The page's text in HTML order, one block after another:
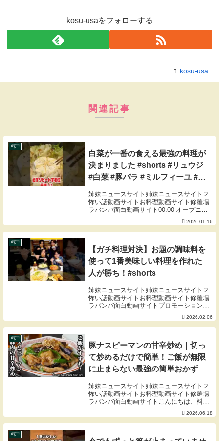
kosu-usaをフォローする
kosu-usa
関連記事
料理
白菜が一番の食える最強の料理が
決まりました #shorts #リュウジ
#白菜 #豚バラ #ミルフィーユ #鍋
姉妹ニュースサイト姉妹ニュースサイト２
怖い話動画サイトお料理動画サイト修羅場
ラバンバ面白動画サイト00:00 オープニン
グ01:26 材料カット〜ガーリックチップ
09:53 煮る工程18:01 実食21:10 シメ前回の
えびすくんのまかない...
2026.01.16
料理
【ガチ料理対決】お題の調味料を
使って1番美味しい料理を作れた
人が勝ち！#shorts
姉妹ニュースサイト姉妹ニュースサイト２
怖い話動画サイトお料理動画サイト修羅場
ラバンバ面白動画サイトプロモーション：
2026.02.06
料理
豚ナスピーマンの甘辛炒め｜切っ
て炒めるだけで簡単！ご飯が無限
に止まらない最強の簡単おかず。
【豚肉レシピ・ピーマンレシピ・
なすレシピ・おかず・簡単レシ
ピ】【料理研究家ゆかり】
姉妹ニュースサイト姉妹ニュースサイト２
怖い話動画サイトお料理動画サイト修羅場
ラバンバ面白動画サイトこんにちは、料理
研究家のゆかりです。今回は『豚ナスピー
マンの甘辛炒め』の作り方をご紹介しま
す。豚肉、ナス、ピーマンを切って炒める
2026.06.18
料理